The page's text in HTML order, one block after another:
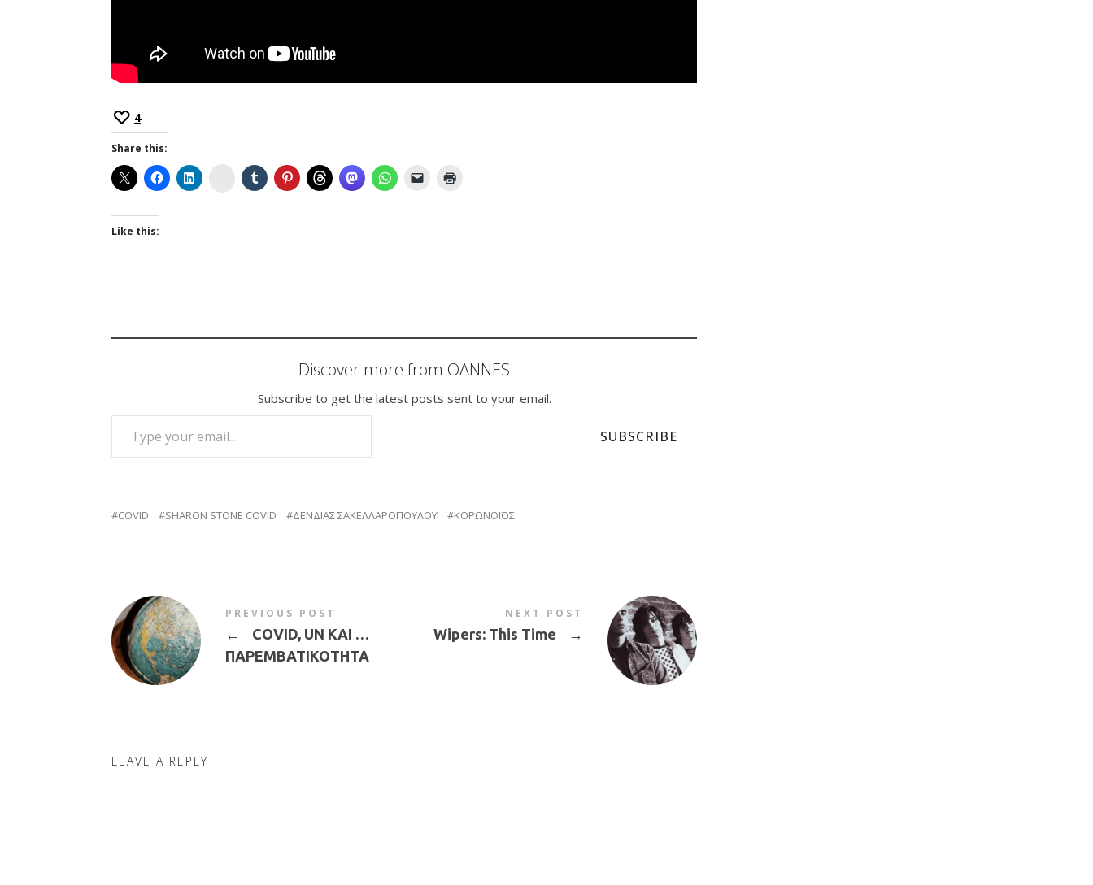
4
Share this:
Instagram
Like this:
Discover more from OANNES
Subscribe to get the latest posts sent to your email.
TYPE YOUR EMAIL…
SUBSCRIBE
COVID SHARON STONE COVID ΔΕΝΔΙΑΣ ΣΑΚΕΛΛΑΡΟΠΟΥΛΟΥ ΚΟΡΩΝΟΪΟΣ
PREVIOUS POST
←
COVID, UN ΚΑΙ …
ΠΑΡΕΜΒΑΤΙΚΟΤΗΤΑ
NEXT POST
Wipers: This Time →
LEAVE A REPLY